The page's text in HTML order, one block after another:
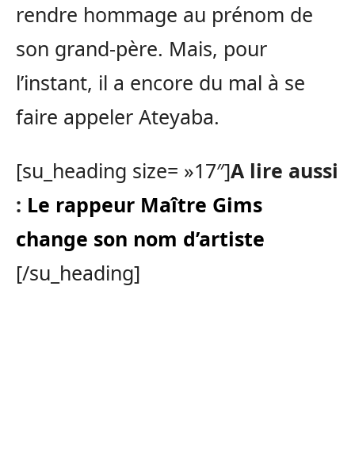
rendre hommage au prénom de
son grand-père. Mais, pour
l’instant, il a encore du mal à se
faire appeler Ateyaba.
[su_heading size= »17″]A lire aussi
: Le rappeur Maître Gims
change son nom d’artiste
[/su_heading]